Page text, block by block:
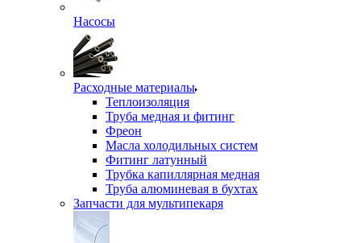
Насосы
Расходные материалы
Теплоизоляция
Труба медная и фитинг
Фреон
Масла холодильных систем
Фитинг латунный
Трубка капиллярная медная
Труба алюминевая в бухтах
Запчасти для мультипекаря